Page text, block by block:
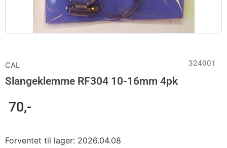
CAL 324001
Slangeklemme RF304 10-16mm 4pk
70,-
Forventet til lager: 2026.04.08